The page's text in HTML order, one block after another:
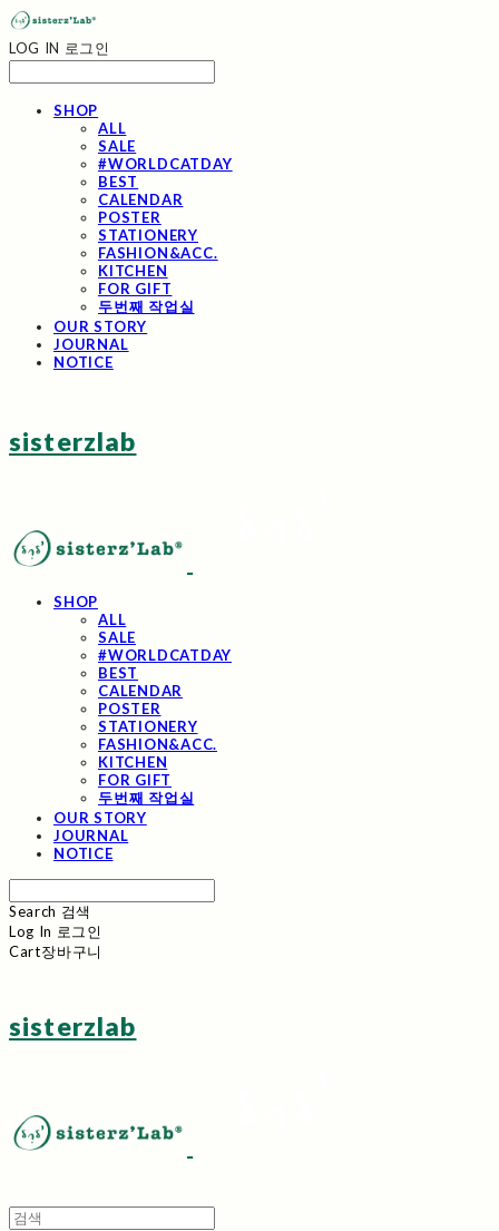
LOG IN 로그인
SHOP
ALL
SALE
#WORLDCATDAY
BEST
CALENDAR
POSTER
STATIONERY
FASHION&ACC.
KITCHEN
FOR GIFT
두번째 작업실
OUR STORY
JOURNAL
NOTICE
sisterzlab
SHOP
ALL
SALE
#WORLDCATDAY
BEST
CALENDAR
POSTER
STATIONERY
FASHION&ACC.
KITCHEN
FOR GIFT
두번째 작업실
OUR STORY
JOURNAL
NOTICE
Search 검색
Log In 로그인
Cart장바구니
sisterzlab